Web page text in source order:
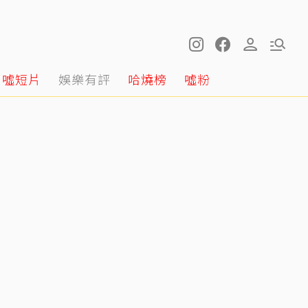
噓短片 娛樂有評 哈燒榜 噓粉